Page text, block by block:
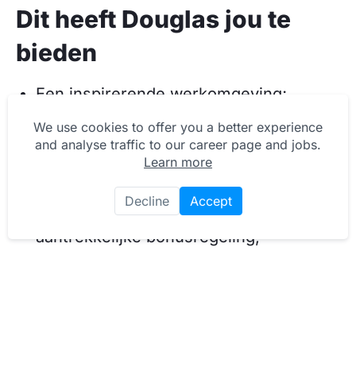
Dit heeft Douglas jou te
bieden
Een inspirerende werkomgeving;
Marktconforme arbeidsvoorwaarden;
Gunstige afwijking van onze cao o.a. als
Personeelskorting en een
aantrekkelijke bonusregeling;
We use cookies to offer you a better experience
and analyse traffic to our career page and jobs.
Learn more
Decline Accept